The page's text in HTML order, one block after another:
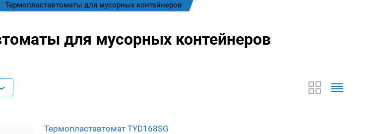
Термопластавтоматы для мусорных контейнеров
для мусорных контейнеров
Термопластавтомат TYD168SG